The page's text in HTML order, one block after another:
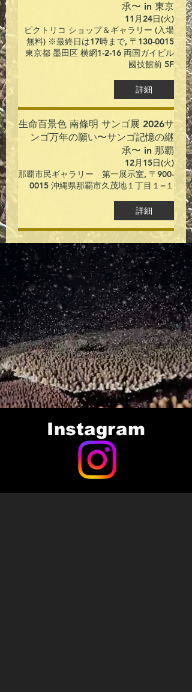
承〜 in 東京
11月24日(火)
ピクトリコ ショップ＆ギャラリー (入場
無料) ※最終日は17時まで, 〒130-0015
東京都 墨田区 横網1-2-16 両国ガイビル
國技館前 5F
詳細
生命百景色 南條明 サンゴ展 2026サ
ンゴ万年の願い〜サンゴ記憶の継
承〜 in 那覇
12月15日(火)
那覇市民ギャラリー 第一展示室, 〒900-
0015 沖縄県那覇市久茂地１丁目１−１
詳細
Instagram